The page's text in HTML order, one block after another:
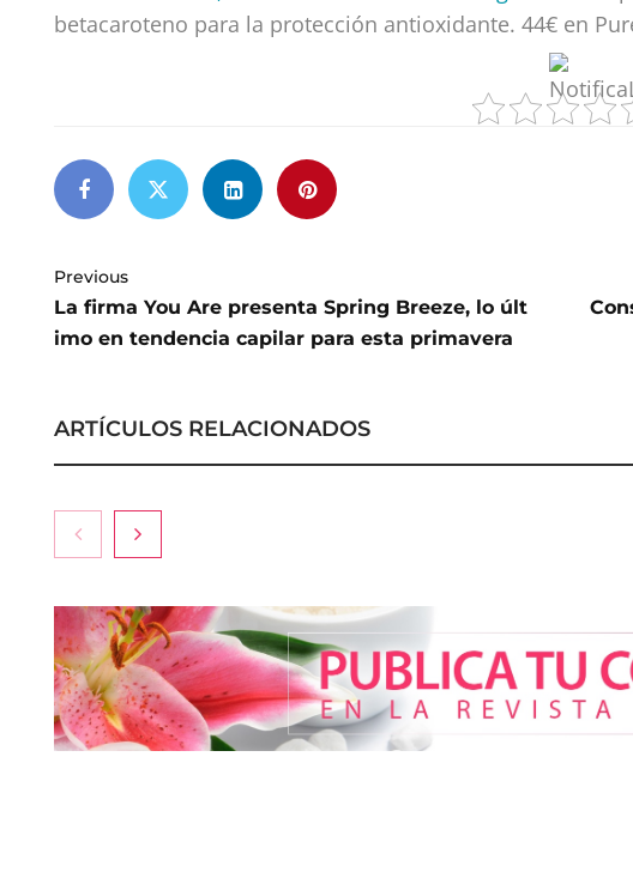
betacaroteno para la protección antioxidante. 44€ en
Previous
La firma You Are presenta Spring Breeze, lo últ
imo en tendencia capilar para esta primavera
ARTÍCULOS RELACIONADOS
La luz roja, el nuevo aftersun,
actúa en la recuperación de la
mejor sin cambiar sus